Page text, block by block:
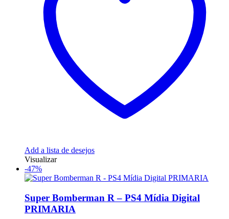
Add a lista de desejos
Visualizar
-47%
Super Bomberman R – PS4 Mídia Digital
PRIMARIA